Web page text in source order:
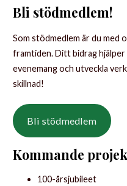
Bli stödmedlem!
Som stödmedlem är du med
framtiden. Ditt bidrag
evenemang och utveckla
skillnad!
Bli stödmedlem
Kommande
100-årsjubileet